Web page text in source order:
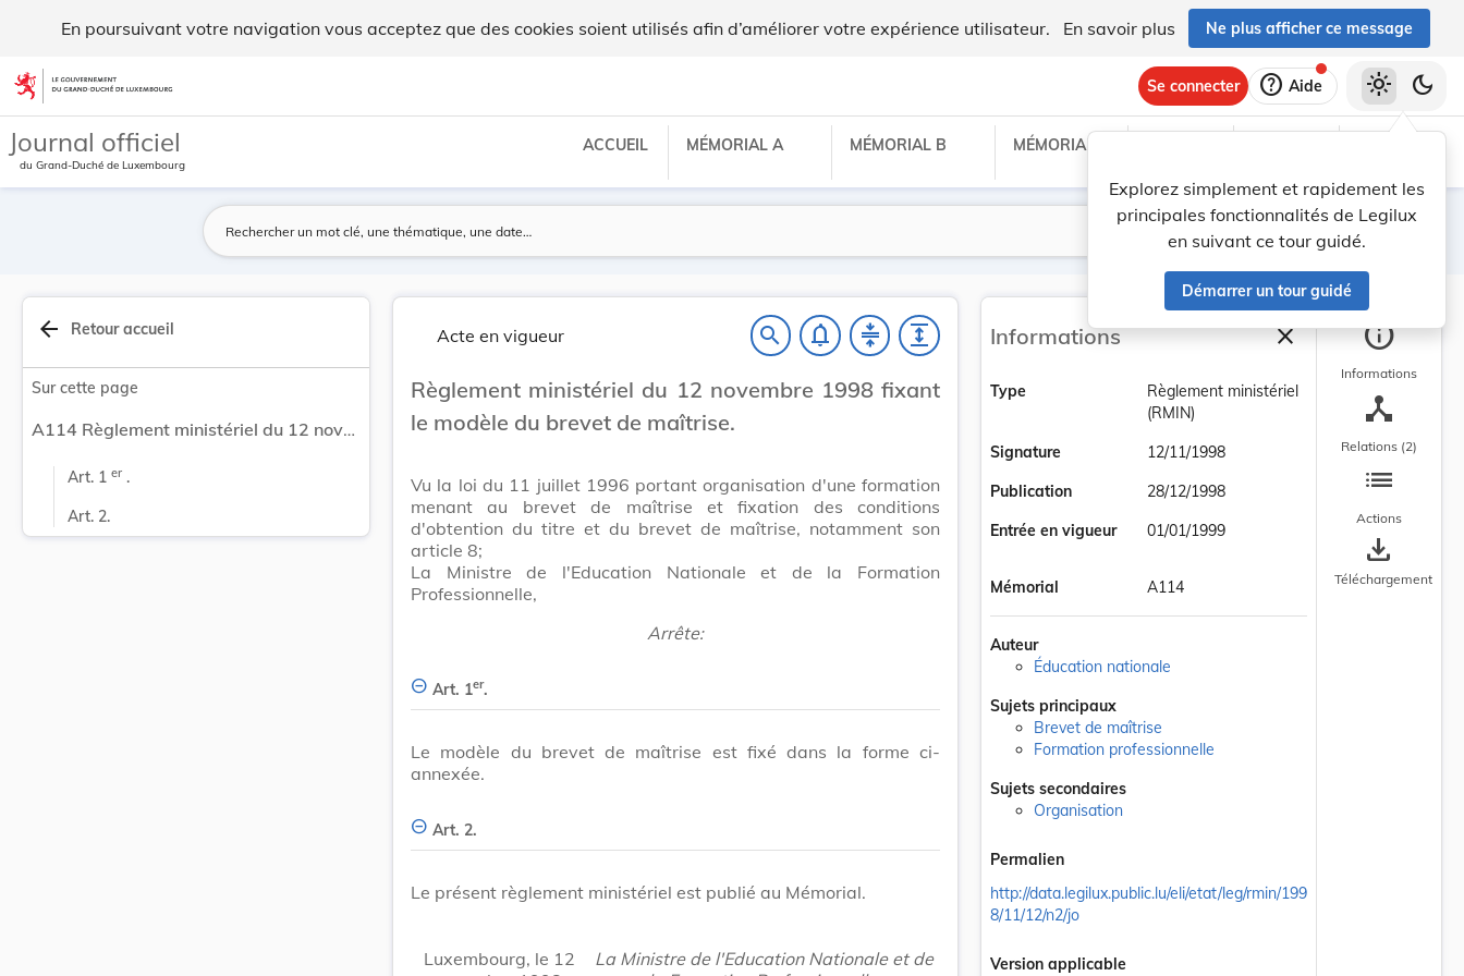
En poursuivant votre navigation vous acceptez que des cookies soient utilisés afin d’améliorer votre expérience utilisateur. En savoir plus Ne plus afficher ce message
Aller au contenu
Se connecter help Aide
Explorez simplement et rapidement les
principales fonctionnalités de Legilux
en suivant ce tour guidé.
Démarrer un tour guidé
light_mode dark_mode
Journal officiel
du Grand-Duché de Luxembourg
ACCUEIL MÉMORIAL A MÉMORIAL B MÉMORIAL C
Lancer la recherche
Filtres
arrow_back Retour accueil
Sur cette page
A114 Règlement ministériel du 12 novembre 1998 fixant le modèle du brevet de maîtrise.
Art. 1 er .
Art. 2.
Acte en vigueur search notifications_none compress expand
Règlement ministériel du 12 novembre 1998 fixant
le modèle du brevet de maîtrise.
Vu la loi du 11 juillet 1996 portant organisation d'une formation
menant au brevet de maîtrise et fixation des conditions
d'obtention du titre et du brevet de maîtrise, notamment son
article 8;
La Ministre de l'Education Nationale et de la Formation
Professionnelle,
Arrête:
Art. 1er.
Le modèle du brevet de maîtrise est fixé dans la forme ci-
annexée.
Art. 2.
Le présent règlement ministériel est publié au Mémorial.
Luxembourg, le 12
La Ministre de l'Education Nationale et de
Informations closeFermer la barre
Type
Règlement ministériel
(RMIN)
Signature
12/11/1998
Publication
28/12/1998
Entrée en vigueur
01/01/1999
Mémorial A114
Auteur
Éducation nationale
Sujets principaux
Brevet de maîtrise
Formation professionnelle
Sujets secondaires
Organisation
Permalien
http://data.legilux.public.lu/eli/etat/leg/rmin/199
8/11/12/n2/jo
Version applicable
info
Informations
device_hub
Relations (2)
list
Actions
save_alt
Téléchargement